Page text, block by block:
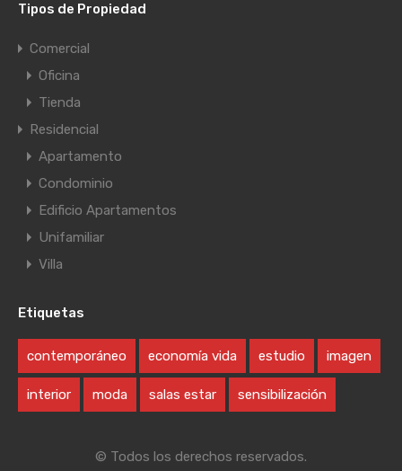
Tipos de Propiedad
Comercial
Oficina
Tienda
Residencial
Apartamento
Condominio
Edificio Apartamentos
Unifamiliar
Villa
Etiquetas
contemporáneo economía vida estudio imagen
interior moda salas estar sensibilización
© Todos los derechos reservados.